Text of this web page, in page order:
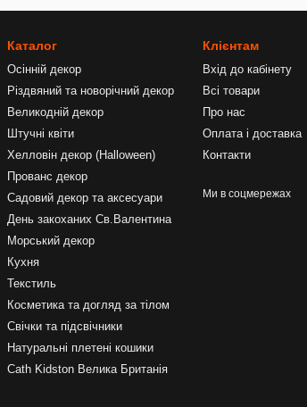
Каталог
Осінній декор
Різдвяний та новорічний декор
Великодній декор
Штучні квіти
Хелловін декор (Halloween)
Прованс декор
Садовий декор та аксесуари
День закоханих Св.Валентина
Морський декор
Кухня
Текстиль
Косметика та догляд за тілом
Свічки та підсвічники
Натуральні плетені кошики
Cath Kidston Велика Британія
Клієнтам
Вхід до кабінету
Всі товари
Про нас
Оплата і доставка
Контакти
Ми в соцмережах